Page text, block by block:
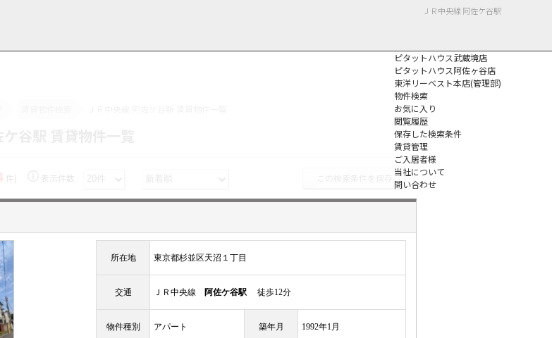
ＪＲ中央線 阿佐ケ谷駅
ピタットハウス武蔵境店
ピタットハウス阿佐ヶ谷店
東洋リーベスト本店(管理部)
物件検索
お気に入り
閲覧履歴
保存した検索条件
賃貸管理
ご入居者様
当社について
問い合わせ
件) 表示件数
所在地 東京都杉並区天沼１丁目
交通 ＪＲ中央線 阿佐ケ谷駅 徒歩12分
物件種別 アパート 築年月 1992年1月